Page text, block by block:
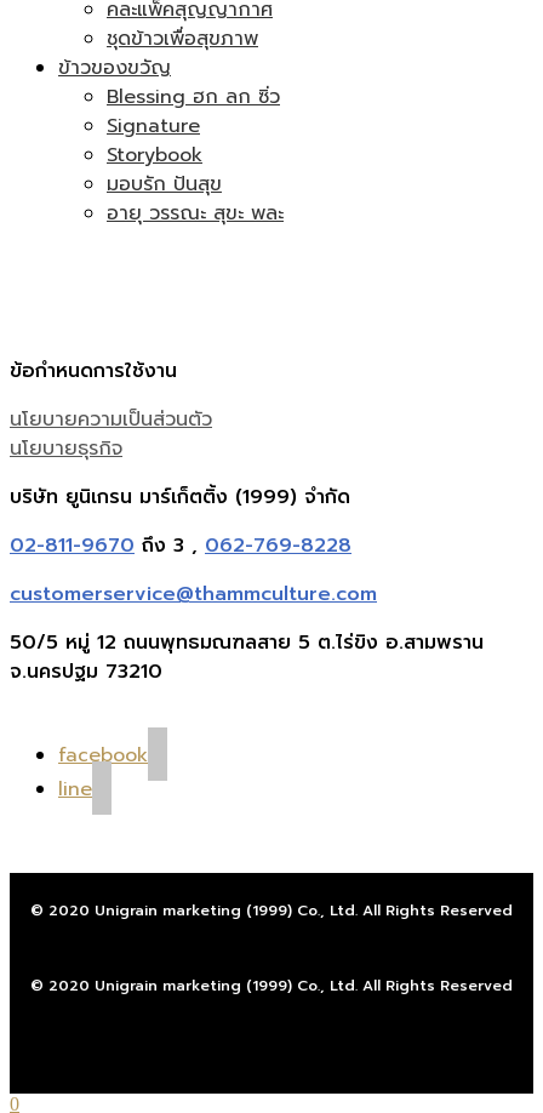
คละแพ็คสุญญากาศ
ชุดข้าวเพื่อสุขภาพ
ข้าวของขวัญ
Blessing ฮก ลก ซิ่ว
Signature
Storybook
มอบรัก ปันสุข
อายุ วรรณะ สุขะ พละ
ข้อกำหนดการใช้งาน
นโยบายความเป็นส่วนตัว
นโยบายธุรกิจ
บริษัท ยูนิเกรน มาร์เก็ตติ้ง (1999) จำกัด
02-811-9670 ถึง 3 , 062-769-8228
customerservice@thammculture.com
50/5 หมู่ 12 ถนนพุทธมณฑลสาย 5 ต.ไร่ขิง อ.สามพราน
จ.นครปฐม 73210
facebook
line
© 2020 Unigrain marketing (1999) Co., Ltd. All Rights Reserved
© 2020 Unigrain marketing (1999) Co., Ltd. All Rights Reserved
0